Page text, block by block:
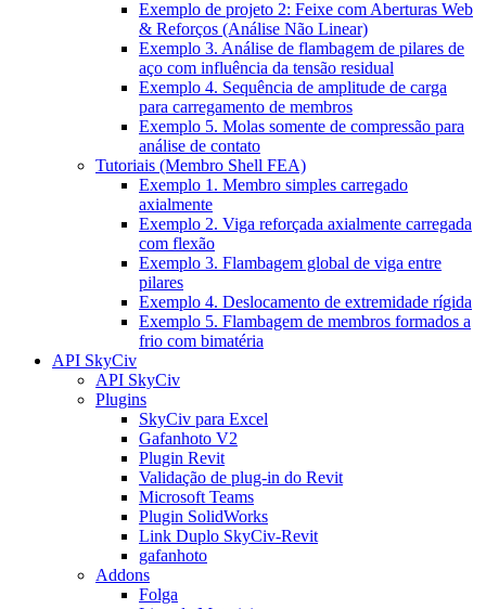
Exemplo de projeto 2: Feixe com Aberturas Web
& Reforços (Análise Não Linear)
Exemplo 3. Análise de flambagem de pilares de
aço com influência da tensão residual
Exemplo 4. Sequência de amplitude de carga
para carregamento de membros
Exemplo 5. Molas somente de compressão para
análise de contato
Tutoriais (Membro Shell FEA)
Exemplo 1. Membro simples carregado
axialmente
Exemplo 2. Viga reforçada axialmente carregada
com flexão
Exemplo 3. Flambagem global de viga entre
pilares
Exemplo 4. Deslocamento de extremidade rígida
Exemplo 5. Flambagem de membros formados a
frio com bimatéria
API SkyCiv
API SkyCiv
Plugins
SkyCiv para Excel
Gafanhoto V2
Plugin Revit
Validação de plug-in do Revit
Microsoft Teams
Plugin SolidWorks
Link Duplo SkyCiv-Revit
gafanhoto
Addons
Folga